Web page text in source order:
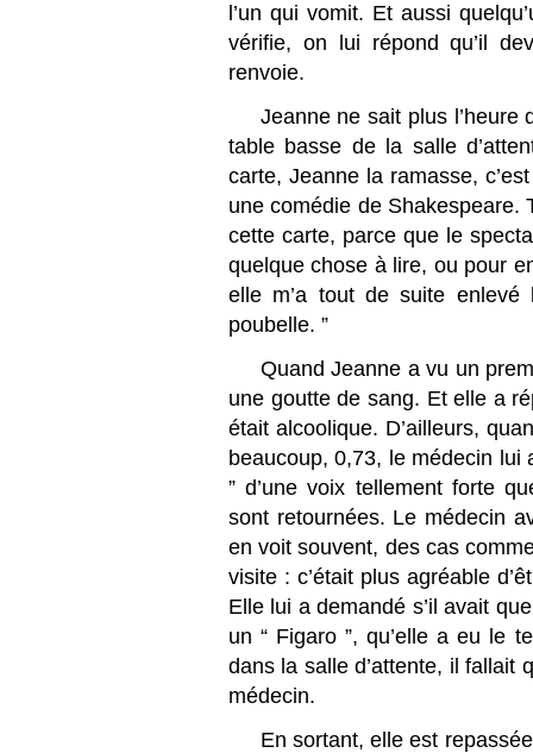
l’un qui vomit. Et aussi
vérifie, on lui répond qu’il
renvoie.
Jeanne ne sait plus l’heure
table basse de la salle
carte, Jeanne la ramasse,
une comédie de Shakespeare.
cette carte, parce que le
quelque chose à lire, ou pour
elle m’a tout de suite
poubelle. ”
Quand Jeanne a vu un
une goutte de sang. Et elle a
était alcoolique. D’ailleurs,
beaucoup, 0,73, le médecin lui
” d’une voix tellement forte
sont retournées. Le médecin
en voit souvent, des cas
visite : c’était plus agréable
Elle lui a demandé s’il avait
un “ Figaro ”, qu’elle a eu le
dans la salle d’attente, il fallait
médecin.
En sortant, elle est